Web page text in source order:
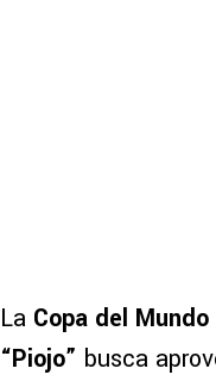
La Copa del Mundo
“Piojo” busca